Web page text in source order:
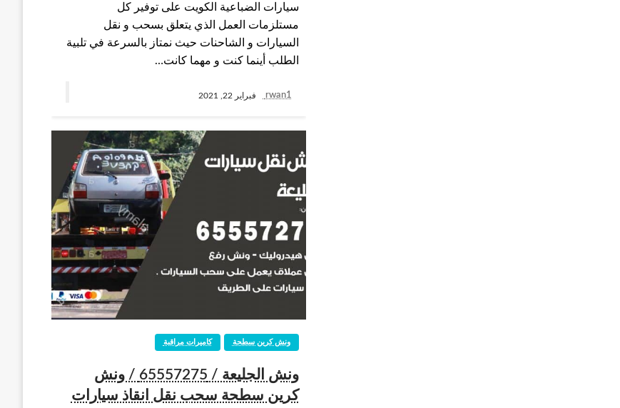
سيارات الضباعية الكويت على توفير كل
مستلزمات العمل الذي يتعلق بسحب و نقل
السيارات و الشاحنات حيث نمتاز بالسرعة في تلبية
الطلب أينما كنت و مهما كانت…
rwan1 فبراير 22, 2021
كاميرات مراقبة ونش كرين سطحة
ونش الجليعة / 65557275 / ونش
كرين سطحة سحب نقل انقاذ سيارات